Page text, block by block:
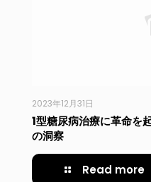
2023年12月31日
1型糖尿病治療に革命を
の洞察
Read more